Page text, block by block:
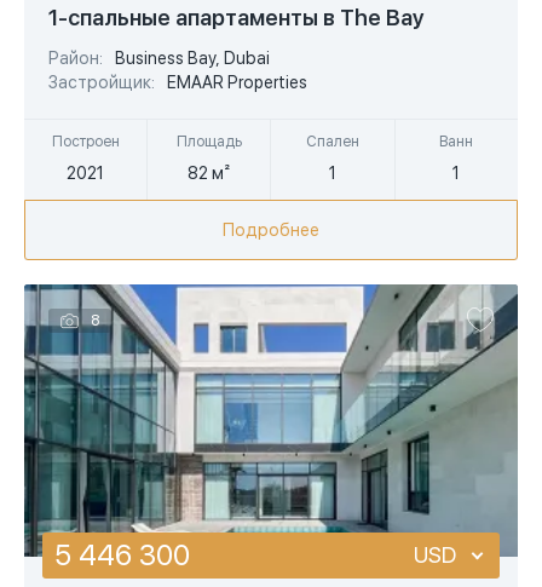
1-спальные апартаменты в The Bay
Район:
Business Bay, Dubai
Застройщик:
EMAAR Properties
Построен
2021
Площадь
82 м²
Спален
1
Ванн
1
Подробнее
8
5 446 300 USD